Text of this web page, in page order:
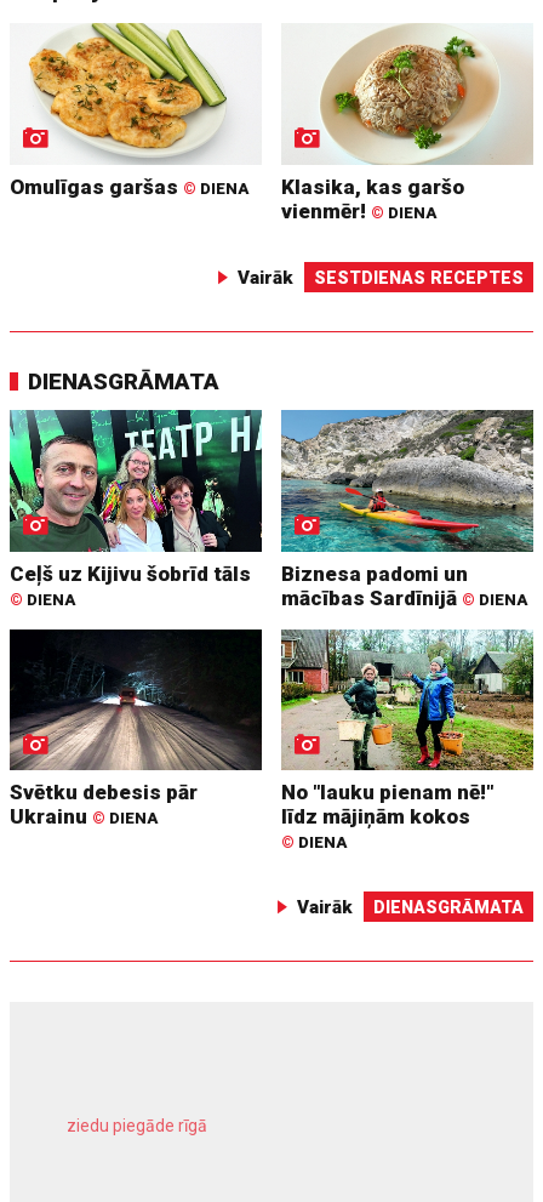
Omulīgas garšas © DIENA
Klasika, kas garšo
vienmēr! © DIENA
Vairāk SESTDIENAS RECEPTES
DIENASGRĀMATA
Ceļš uz Kijivu šobrīd tāls
© DIENA
Biznesa padomi un
mācības Sardīnijā © DIENA
Svētku debesis pār
Ukrainu © DIENA
No "lauku pienam nē!"
līdz mājiņām kokos
© DIENA
Vairāk DIENASGRĀMATA
ziedu piegāde rīgā